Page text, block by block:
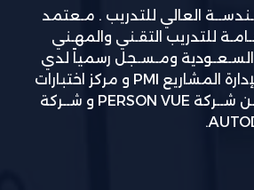
العالي للتدريب . مـعتمد
للتدريب التقـني والمهـني
السـعـودية ومـسـجل رسمياً لدي
المعهد الأمريكي لإدارة المشاريع PMI و مركز اختبارات
دولـي مـعـتمـد مـن شــركة PERSON VUE و شــركة